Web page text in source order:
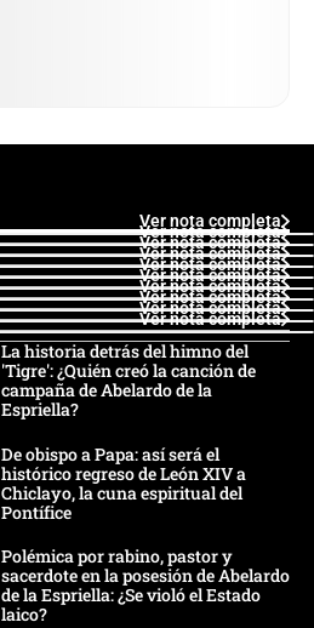
Ver nota completa
Ver nota completa
Ver nota completa
Ver nota completa
Ver nota completa
Ver nota completa
Ver nota completa
Ver nota completa
Ver nota completa
Ver nota completa
La historia detrás del himno del
'Tigre': ¿Quién creó la canción de
campaña de Abelardo de la
Espriella?
De obispo a Papa: así será el
histórico regreso de León XIV a
Chiclayo, la cuna espiritual del
Pontífice
Polémica por rabino, pastor y
sacerdote en la posesión de Abelardo
de la Espriella: ¿Se violó el Estado
laico?